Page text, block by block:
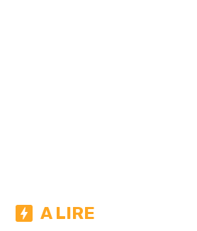
A LIRE